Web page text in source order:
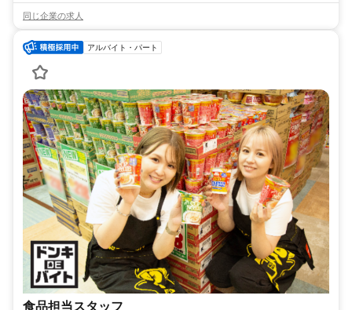
同じ企業の求人
アルバイト・パート
食品担当スタッフ